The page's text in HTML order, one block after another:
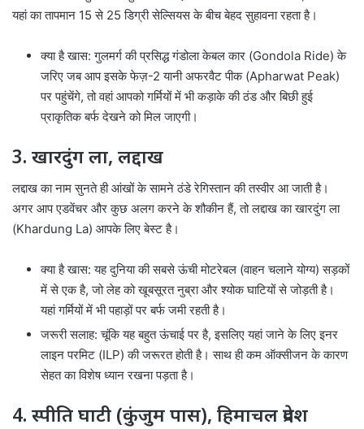
यहां का तापमान 15 से 25 डिग्री सेल्सियस के बीच बेहद सुहावना रहता है।
क्या है खास: गुलमर्ग की प्रसिद्ध गंडोला केबल कार (Gondola Ride) के
जरिए जब आप इसके फेज़-2 यानी अफरवैट पीक (Apharwat Peak)
पर पहुंचेंगे, तो वहां आपको गर्मियों में भी कड़ाके की ठंड और बिछी हुई
प्राकृतिक बर्फ देखने को मिल जाएगी।
3. खारदुंग ला, लद्दाख
लद्दाख का नाम सुनते ही आंखों के सामने ठंडे रेगिस्तान की तस्वीर आ जाती है।
अगर आप एडवेंचर और कुछ अलग करने के शौकीन हैं, तो लद्दाख का खारदुंग ला
(Khardung La) आपके लिए बेस्ट है।
क्या है खास: यह दुनिया की सबसे ऊंची मोटरेबल (वाहन चलाने योग्य) सड़कों
में से एक है, जो लेह को खूबसूरत नुब्रा और श्योक घाटियों से जोड़ती है।
यहां गर्मियों में भी पहाड़ों पर बर्फ जमी रहती है।
जरूरी सलाह: चूंकि यह बहुत ऊंचाई पर है, इसलिए यहां जाने के लिए इनर
लाइन परमिट (ILP) की जरूरत होती है। साथ ही कम ऑक्सीजन के कारण
सेहत का विशेष ध्यान रखना पड़ता है।
4. स्पीति घाटी (कुंजुम पास), हिमाचल प्रदेश